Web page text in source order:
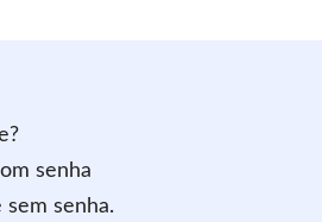
senha
senha.